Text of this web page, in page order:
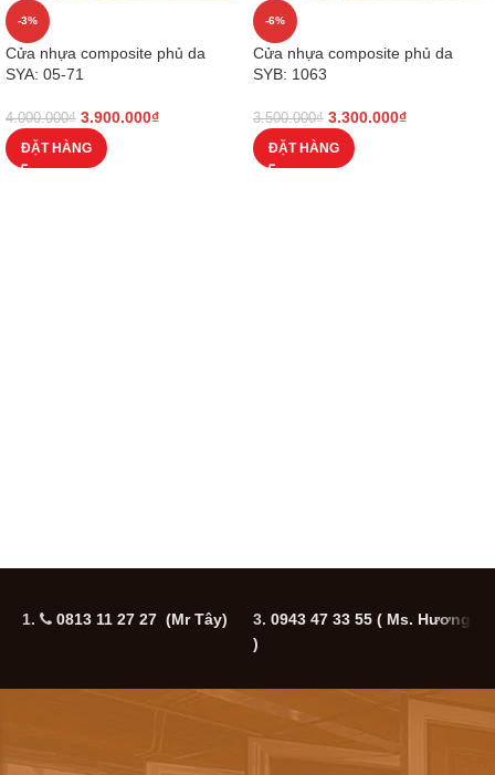
-3%
Cửa nhựa composite phủ da
SYA: 05-71
4.000.000₫ 3.900.000₫
ĐẶT HÀNG
-6%
Cửa nhựa composite phủ da
SYB: 1063
3.500.000₫ 3.300.000₫
ĐẶT HÀNG
1. 0813 11 27 27 (Mr Tây) 3. 0943 47 33 55 ( Ms. Hương
)